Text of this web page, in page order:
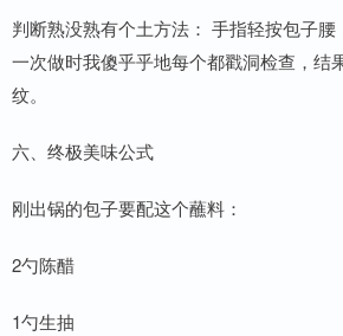
判断熟没熟有个土方法： 手指轻按包子
一次做时我傻乎乎地每个都戳洞检查，结
纹。
六、终极美味公式
刚出锅的包子要配这个蘸料：
2勺陈醋
1勺生抽